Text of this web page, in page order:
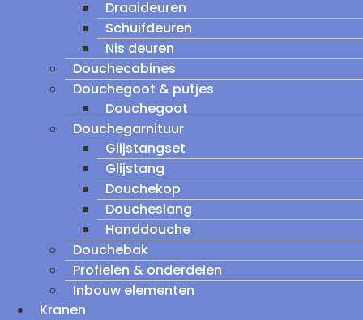
Draaideuren
Schuifdeuren
Nis deuren
Douchecabines
Douchegoot & putjes
Douchegoot
Douchegarnituur
Glijstangset
Glijstang
Douchekop
Doucheslang
Handdouche
Douchebak
Profielen & onderdelen
Inbouw elementen
Kranen